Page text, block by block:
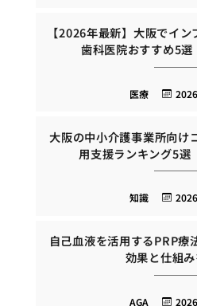
【2026年最新】大阪でイ
歯科医院おすすめ5
医療
大阪の中小介護事業所向け
用支援ランキング5選
知識
自己血液を活用するPRP療
効果と仕組
AGA